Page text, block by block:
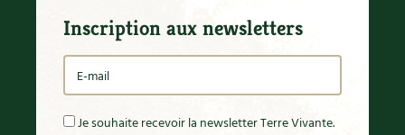
Parasite
Partenariat
Participatif
Patate douce
Inscription aux newsletters
Je souhaite recevoir la newsletter Terre Vivante.